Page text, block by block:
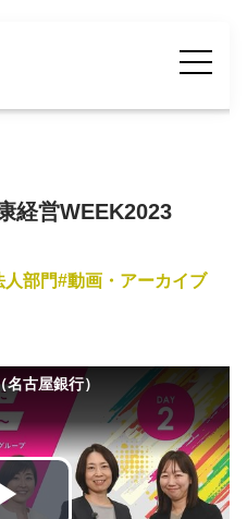
経営WEEK2023
人部門 動画・アーカイブ